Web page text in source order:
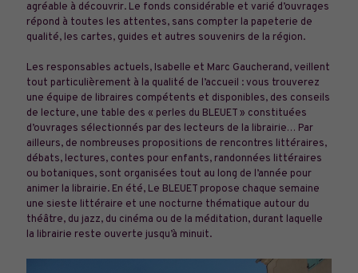
agréable à découvrir. Le fonds considérable et varié d’ouvrages
répond à toutes les attentes, sans compter la papeterie de
qualité, les cartes, guides et autres souvenirs de la région.
Les responsables actuels, Isabelle et Marc Gaucherand, veillent
tout particulièrement à la qualité de l’accueil : vous trouverez
une équipe de libraires compétents et disponibles, des conseils
de lecture, une table des « perles du BLEUET » constituées
d’ouvrages sélectionnés par des lecteurs de la librairie… Par
ailleurs, de nombreuses propositions de rencontres littéraires,
débats, lectures, contes pour enfants, randonnées littéraires
ou botaniques, sont organisées tout au long de l’année pour
animer la librairie. En été, Le BLEUET propose chaque semaine
une sieste littéraire et une nocturne thématique autour du
théâtre, du jazz, du cinéma ou de la méditation, durant laquelle
la librairie reste ouverte jusqu’à minuit.